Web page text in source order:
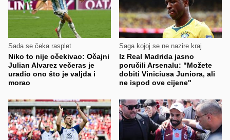
Sada se čeka rasplet
Niko to nije očekivao: Očajni
Julian Alvarez večeras je
uradio ono što je valjda i
morao
Saga kojoj se ne nazire kraj
Iz Real Madrida jasno
poručili Arsenalu: "Možete
dobiti Viniciusa Juniora, ali
ne ispod ove cijene"